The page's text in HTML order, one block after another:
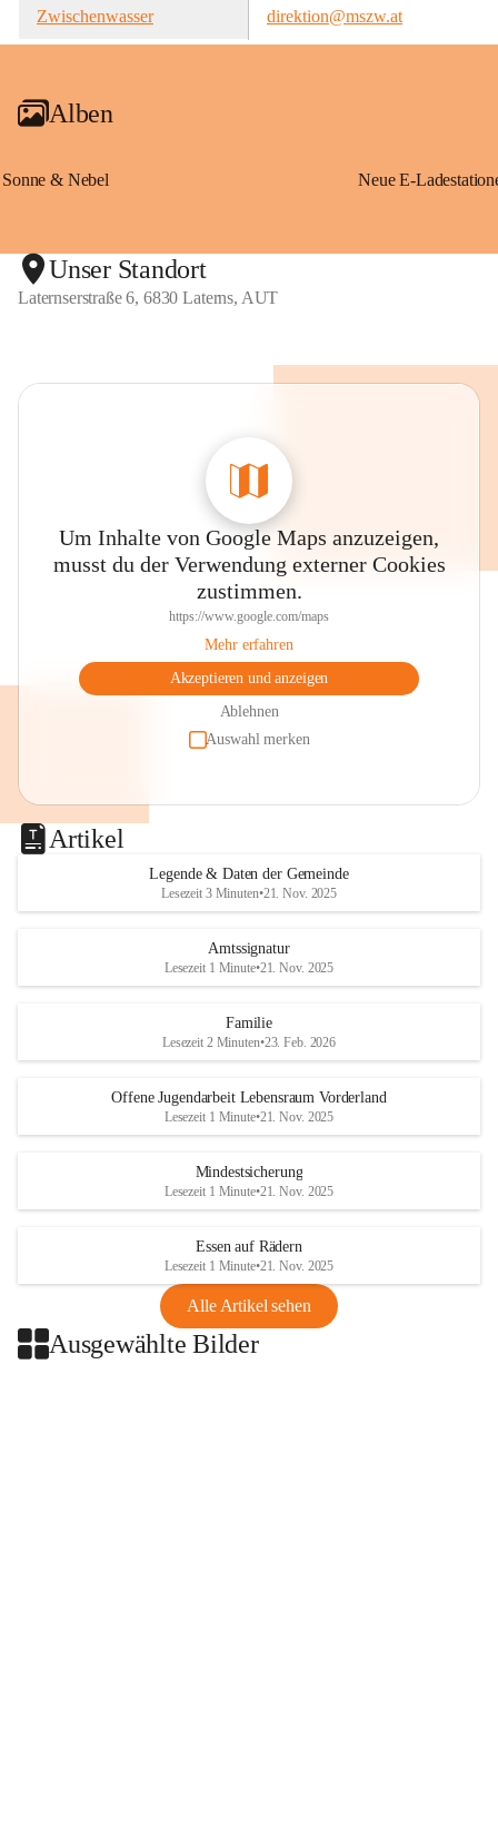
Zwischenwasser
direktion@mszw.at
Alben
Sonne & Nebel
Unser Standort
Laternserstraße 6, 6830 Laterns, AUT
Um Inhalte von Google Maps anzuzeigen,
musst du der Verwendung externer Cookies
zustimmen.
https://www.google.com/maps
Mehr erfahren
Akzeptieren und anzeigen
Ablehnen
Auswahl merken
Artikel
Legende & Daten der Gemeinde
Lesezeit 3 Minuten•21. Nov. 2025
Amtssignatur
Lesezeit 1 Minute•21. Nov. 2025
Familie
Lesezeit 2 Minuten•23. Feb. 2026
Offene Jugendarbeit Lebensraum Vorderland
Lesezeit 1 Minute•21. Nov. 2025
Mindestsicherung
Lesezeit 1 Minute•21. Nov. 2025
Essen auf Rädern
Lesezeit 1 Minute•21. Nov. 2025
Alle Artikel sehen
Ausgewählte Bilder